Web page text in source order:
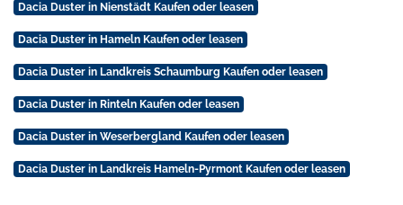
Dacia Duster in Nienstädt Kaufen oder leasen
Dacia Duster in Hameln Kaufen oder leasen
Dacia Duster in Landkreis Schaumburg Kaufen oder leasen
Dacia Duster in Rinteln Kaufen oder leasen
Dacia Duster in Weserbergland Kaufen oder leasen
Dacia Duster in Landkreis Hameln-Pyrmont Kaufen oder leasen